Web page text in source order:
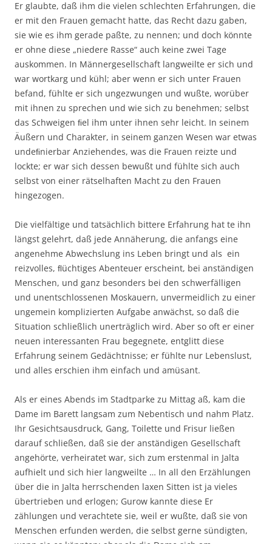
Er glaubte, daß ihm die vielen schlechten Erfahrungen, die
er mit den Frauen gemacht hatte, das Recht dazu gaben,
sie wie es ihm gerade paßte, zu nennen; und doch könnte
er ohne diese „niedere Rasse“ auch keine zwei Tage
auskommen. In Männergesellschaft langweilte er sich und
war wortkarg und kühl; aber wenn er sich unter Frauen
befand, fühlte er sich ungezwungen und wußte, worüber
mit ihnen zu sprechen und wie sich zu benehmen; selbst
das Schweigen ﬁel ihm unter ihnen sehr leicht. In seinem
Äußern und Charakter, in seinem ganzen Wesen war etwas
undeﬁnierbar Anziehendes, was die Frauen reizte und
lockte; er war sich dessen bewußt und fühlte sich auch
selbst von einer rätselhaften Macht zu den Frauen
hingezogen.
Die vielfältige und tatsächlich bittere Erfahrung hat te ihn
längst gelehrt, daß jede Annäherung, die anfangs eine
angenehme Abwechslung ins Leben bringt und als ein
reizvolles, ﬂüchtiges Abenteuer erscheint, bei anständigen
Menschen, und ganz besonders bei den schwerfälligen
und unentschlossenen Moskauern, unvermeidlich zu einer
ungemein komplizierten Aufgabe anwächst, so daß die
Situation schließlich unerträglich wird. Aber so oft er einer
neuen interessanten Frau begegnete, entglitt diese
Erfahrung seinem Gedächtnisse; er fühlte nur Lebenslust,
und alles erschien ihm einfach und amüsant.
Als er eines Abends im Stadtparke zu Mittag aß, kam die
Dame im Barett langsam zum Nebentisch und nahm Platz.
Ihr Gesichtsausdruck, Gang, Toilette und Frisur ließen
darauf schließen, daß sie der anständigen Gesellschaft
angehörte, verheiratet war, sich zum erstenmal in Jalta
aufhielt und sich hier langweilte … In all den Erzählungen
über die in Jalta herrschenden laxen Sitten ist ja vieles
übertrieben und erlogen; Gurow kannte diese Er
zählungen und verachtete sie, weil er wußte, daß sie von
Menschen erfunden werden, die selbst gerne sündigten,